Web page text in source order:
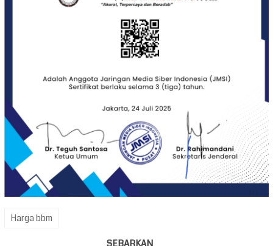
Harga bbm
SEBARKAN